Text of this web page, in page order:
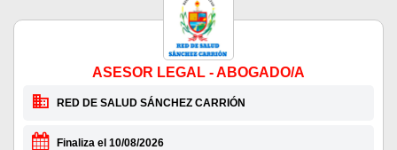
ASESOR LEGAL - ABOGADO/A
RED DE SALUD SÁNCHEZ CARRIÓN
Finaliza el 10/08/2026